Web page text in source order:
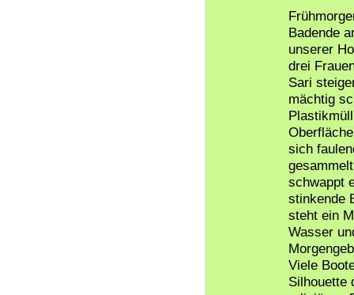
Badende
unserer
drei
Sari
mächtig
sich
schwappt
stinkende
steht ein
Wasser
Viele
Silhouette